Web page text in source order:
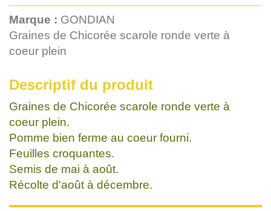
Marque : GONDIAN
Graines de Chicorée scarole ronde verte à
coeur plein
Descriptif du produit
Graines de Chicorée scarole ronde verte à
coeur plein.
Pomme bien ferme au coeur fourni.
Feuilles croquantes.
Semis de mai à août.
Récolte d'août à décembre.